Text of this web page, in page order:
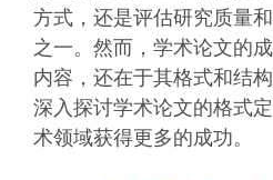
方式，还是评估研究质量
之一。然而，学术论文的
内容，还在于其格式和结
深入探讨学术论文的格式
术领域获得更多的成功。